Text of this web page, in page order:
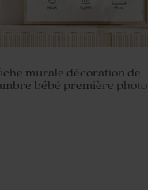
murale décoration de
bébé première photo